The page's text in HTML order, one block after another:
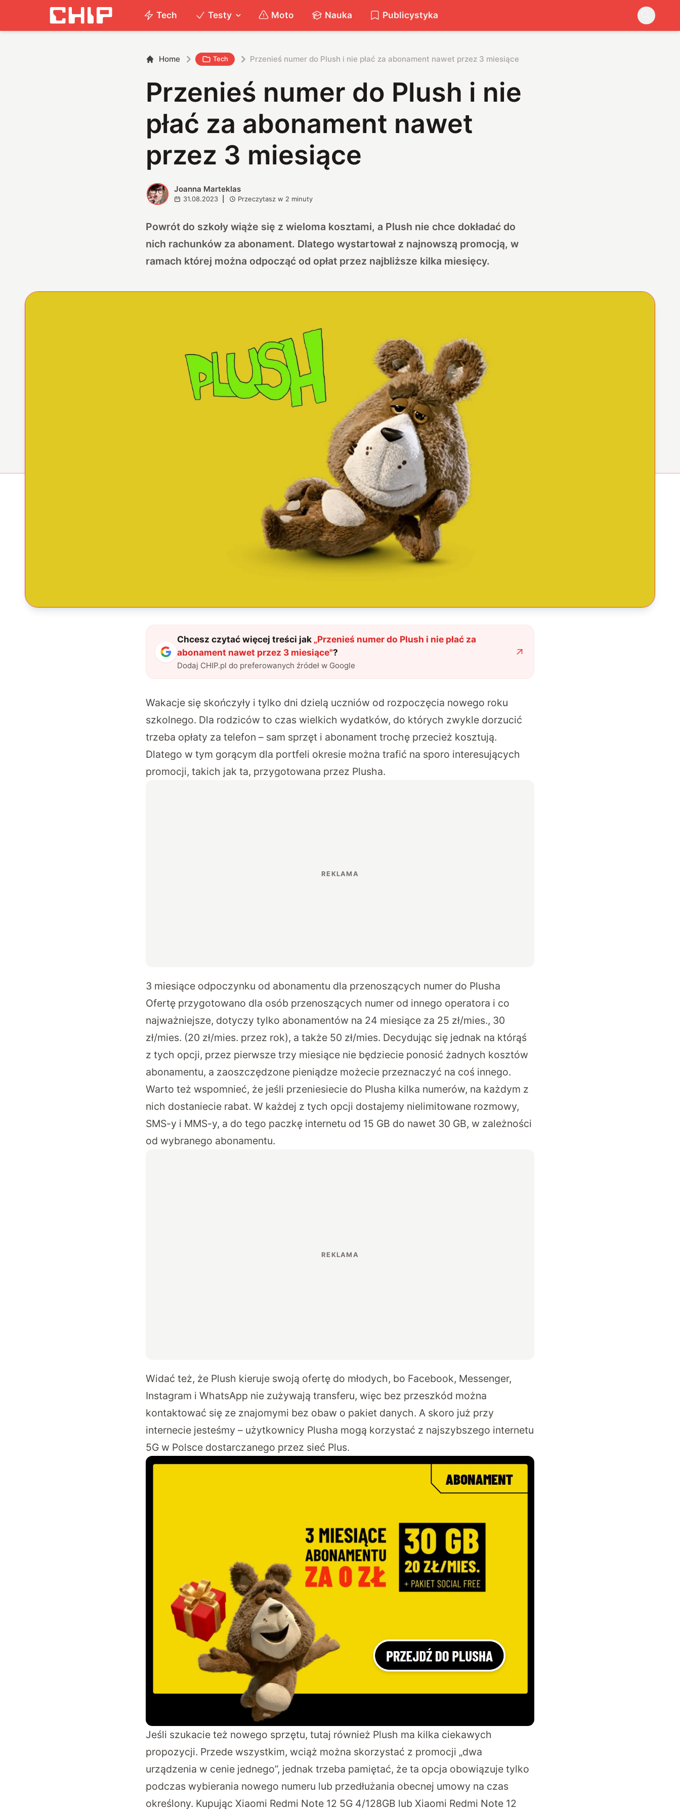
Tech Testy Moto Nauka Publicystyka
Home Tech Przenieś numer do Plush i nie płać za abonament nawet przez 3 miesiące
Przenieś numer do Plush i nie
płać za abonament nawet
przez 3 miesiące
J Joanna Marteklas
31.08.2023 Przeczytasz w 2 minuty
Powrót do szkoły wiąże się z wieloma kosztami, a Plush nie chce dokładać do
nich rachunków za abonament. Dlatego wystartował z najnowszą promocją, w
ramach której można odpocząć od opłat przez najbliższe kilka miesięcy.
Chcesz czytać więcej treści jak „Przenieś numer do Plush i nie płać za
abonament nawet przez 3 miesiące"?
Dodaj CHIP.pl do preferowanych źródeł w Google
Wakacje się skończyły i tylko dni dzielą uczniów od rozpoczęcia nowego roku
szkolnego. Dla rodziców to czas wielkich wydatków, do których zwykle dorzucić
trzeba opłaty za telefon – sam sprzęt i abonament trochę przecież kosztują.
Dlatego w tym gorącym dla portfeli okresie można trafić na sporo interesujących
promocji, takich jak ta, przygotowana przez Plusha.
3 miesiące odpoczynku od abonamentu dla przenoszących numer do Plusha
Ofertę przygotowano dla osób przenoszących numer od innego operatora i co
najważniejsze, dotyczy tylko abonamentów na 24 miesiące za 25 zł/mies., 30
zł/mies. (20 zł/mies. przez rok), a także 50 zł/mies. Decydując się jednak na którąś
z tych opcji, przez pierwsze trzy miesiące nie będziecie ponosić żadnych kosztów
abonamentu, a zaoszczędzone pieniądze możecie przeznaczyć na coś innego.
Warto też wspomnieć, że jeśli przeniesiecie do Plusha kilka numerów, na każdym z
nich dostaniecie rabat. W każdej z tych opcji dostajemy nielimitowane rozmowy,
SMS-y i MMS-y, a do tego paczkę internetu od 15 GB do nawet 30 GB, w zależności
od wybranego abonamentu.
Widać też, że Plush kieruje swoją ofertę do młodych, bo Facebook, Messenger,
Instagram i WhatsApp nie zużywają transferu, więc bez przeszkód można
kontaktować się ze znajomymi bez obaw o pakiet danych. A skoro już przy
internecie jesteśmy – użytkownicy Plusha mogą korzystać z najszybszego internetu
5G w Polsce dostarczanego przez sieć Plus.
Jeśli szukacie też nowego sprzętu, tutaj również Plush ma kilka ciekawych
propozycji. Przede wszystkim, wciąż można skorzystać z promocji „dwa
urządzenia w cenie jednego”, jednak trzeba pamiętać, że ta opcja obowiązuje tylko
podczas wybierania nowego numeru lub przedłużania obecnej umowy na czas
określony. Kupując Xiaomi Redmi Note 12 5G 4/128GB lub Xiaomi Redmi Note 12